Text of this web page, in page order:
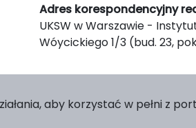
Adres korespondencyjny
UKSW w Warszawie -
Wóycickiego 1/3 (bud. 23,
aby korzystać w pełni z